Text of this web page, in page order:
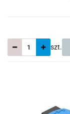
szt.